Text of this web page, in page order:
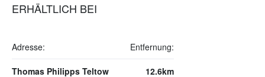
ERHÄLTLICH BEI
Adresse: Entfernung:
Thomas Philipps Teltow 12.6km